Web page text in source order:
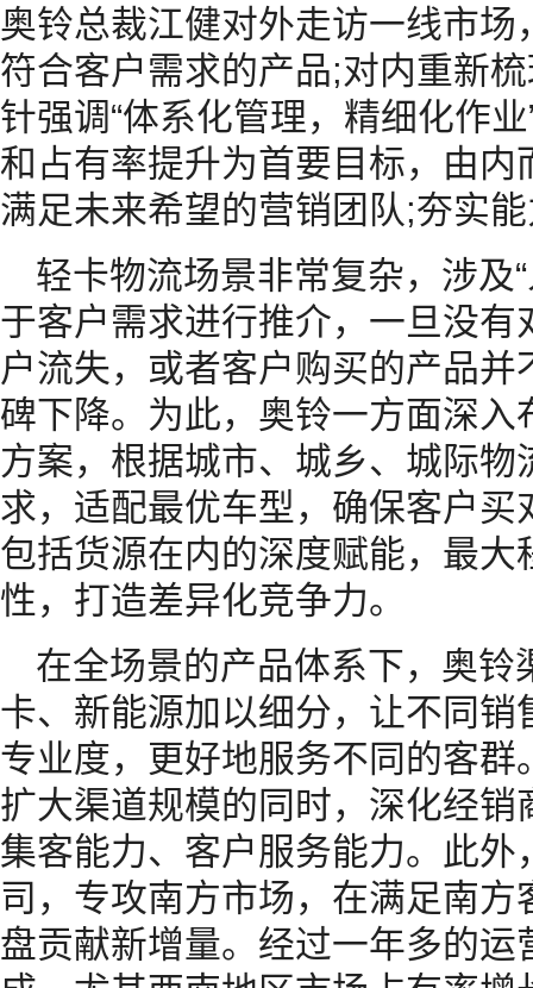
奥铃总裁江健对外走访一线市
符合客户需求的产品;对内重新
针强调“体系化管理，精细化作
和占有率提升为首要目标，由
满足未来希望的营销团队;夯实
轻卡物流场景非常复杂，涉及
于客户需求进行推介，一旦没
户流失，或者客户购买的产品
碑下降。为此，奥铃一方面深
方案，根据城市、城乡、城际
求，适配最优车型，确保客户
包括货源在内的深度赋能，最
性，打造差异化竞争力。
在全场景的产品体系下，奥铃
卡、新能源加以细分，让不同
专业度，更好地服务不同的客
扩大渠道规模的同时，深化经
集客能力、客户服务能力。此
司，专攻南方市场，在满足南
盘贡献新增量。经过一年多的